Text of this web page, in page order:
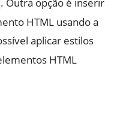
. Outra opção é inserir
HTML usando a
aplicar estilos
HTML